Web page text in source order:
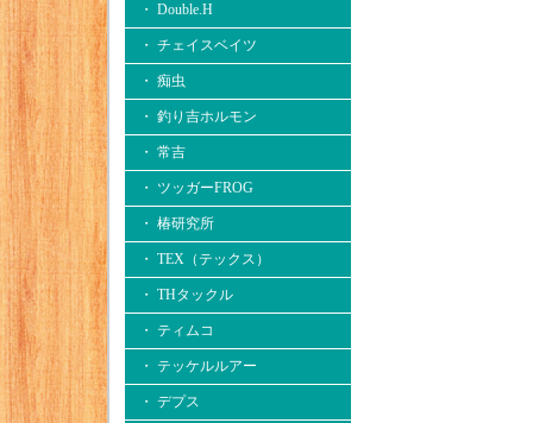
・ Double.H
・ チェイスベイツ
・ 痴虫
・ 釣り吉ホルモン
・ 常吉
・ ツッガーFROG
・ 椿研究所
・ TEX（テックス）
・ THタックル
・ ティムコ
・ テッケルルアー
・ デプス